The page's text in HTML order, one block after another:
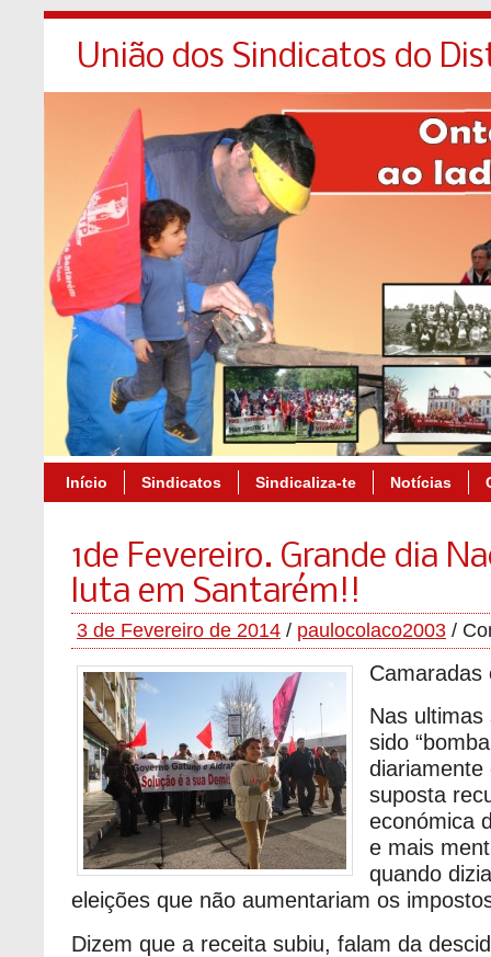
União dos Sindicatos do
Início Sindicatos Sindicaliza-te Notícias
1de Fevereiro. Grande dia
luta em Santarém!!
3 de Fevereiro de 2014 / paulocolaco2003 /
Camaradas
Nas
sido
diariamente
suposta
económica
e mais
quando
eleições que não aumentariam os
Dizem que a receita subiu, falam da